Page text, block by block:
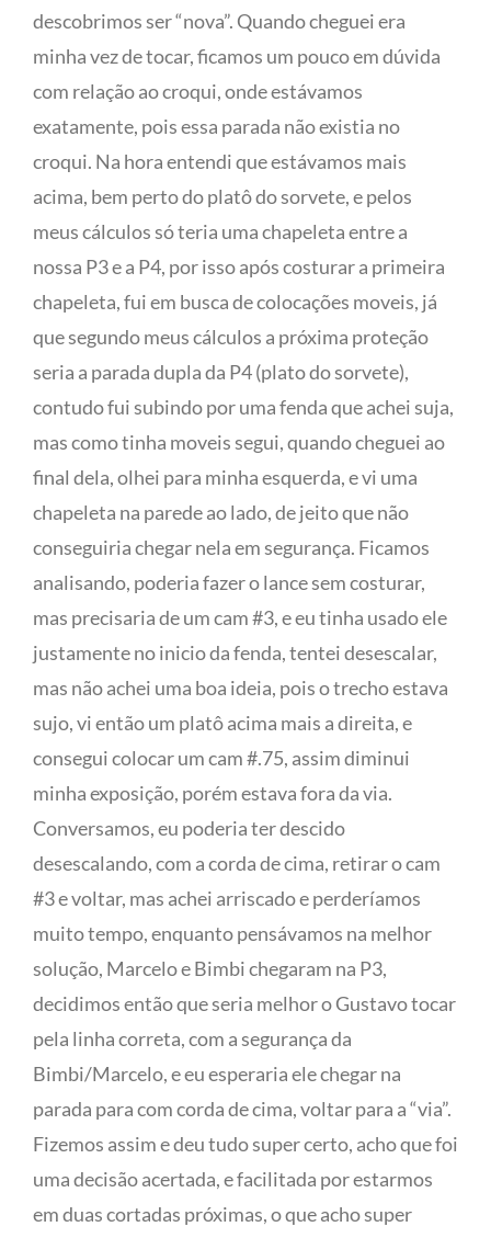
descobrimos ser “nova”. Quando cheguei era
minha vez de tocar, ficamos um pouco em dúvida
com relação ao croqui, onde estávamos
exatamente, pois essa parada não existia no
croqui. Na hora entendi que estávamos mais
acima, bem perto do platô do sorvete, e pelos
meus cálculos só teria uma chapeleta entre a
nossa P3 e a P4, por isso após costurar a primeira
chapeleta, fui em busca de colocações moveis, já
que segundo meus cálculos a próxima proteção
seria a parada dupla da P4 (plato do sorvete),
contudo fui subindo por uma fenda que achei suja,
mas como tinha moveis segui, quando cheguei ao
final dela, olhei para minha esquerda, e vi uma
chapeleta na parede ao lado, de jeito que não
conseguiria chegar nela em segurança. Ficamos
analisando, poderia fazer o lance sem costurar,
mas precisaria de um cam #3, e eu tinha usado ele
justamente no inicio da fenda, tentei desescalar,
mas não achei uma boa ideia, pois o trecho estava
sujo, vi então um platô acima mais a direita, e
consegui colocar um cam #.75, assim diminui
minha exposição, porém estava fora da via.
Conversamos, eu poderia ter descido
desescalando, com a corda de cima, retirar o cam
#3 e voltar, mas achei arriscado e perderíamos
muito tempo, enquanto pensávamos na melhor
solução, Marcelo e Bimbi chegaram na P3,
decidimos então que seria melhor o Gustavo tocar
pela linha correta, com a segurança da
Bimbi/Marcelo, e eu esperaria ele chegar na
parada para com corda de cima, voltar para a “via”.
Fizemos assim e deu tudo super certo, acho que foi
uma decisão acertada, e facilitada por estarmos
em duas cortadas próximas, o que acho super